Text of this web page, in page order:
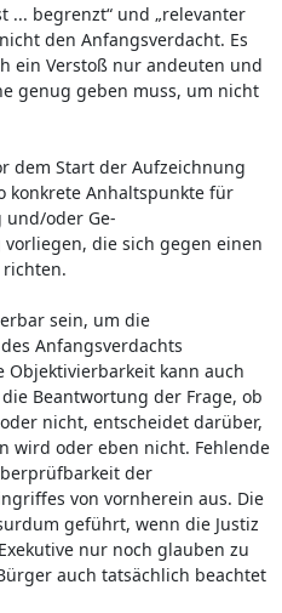
... begrenzt“ und „relevanter
den Anfangsverdacht. Es
ein Verstoß nur andeuten und
genug geben muss, um nicht
dem Start der Aufzeichnung
konkrete Anhaltspunkte für
oder Ge-
die sich gegen einen
sein, um die
Anfangsverdachts
kann auch
Beantwortung der Frage, ob
nicht, entscheidet darüber,
wird oder eben nicht. Fehlende
der
von vornherein aus. Die
geführt, wenn die Justiz
nur noch glauben zu
auch tatsächlich beachtet